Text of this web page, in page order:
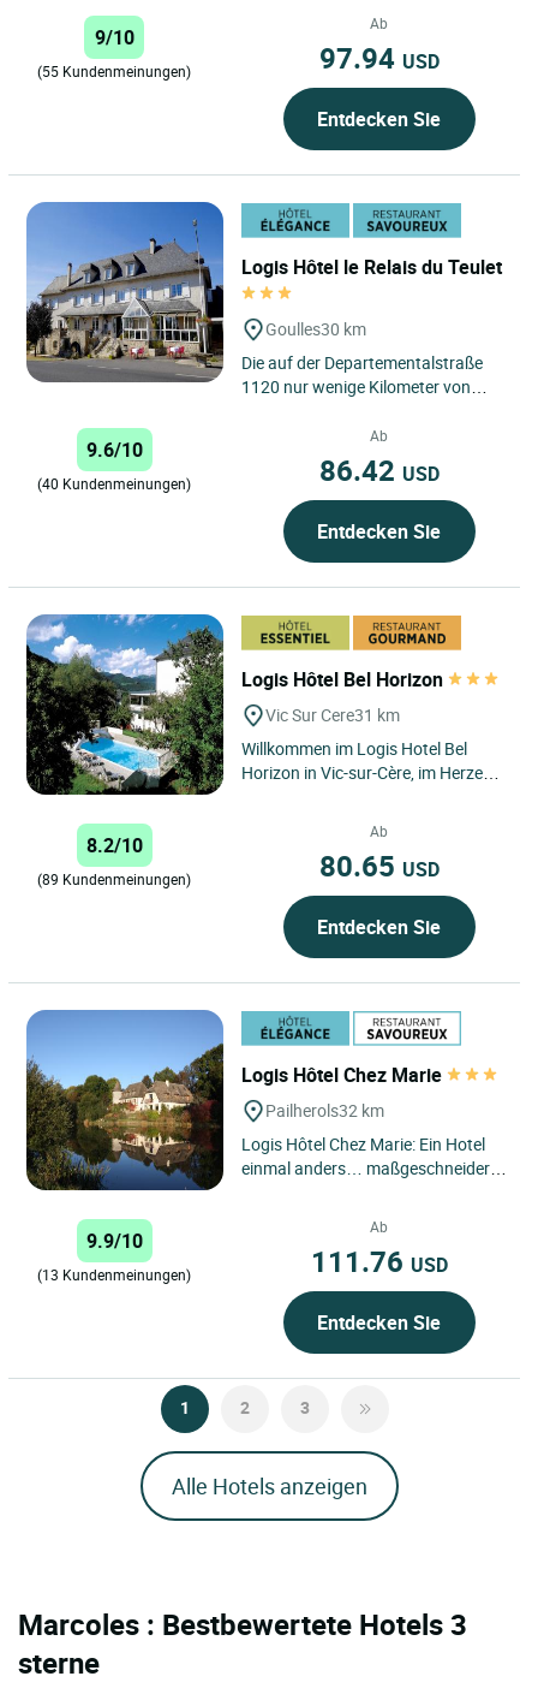
Kinderspielplatz und
9/10
(55 Kundenmeinungen)
Ab
97.94 USD
Entdecken Sie
Logis Hôtel le Relais du Teulet
Goulles30 km
Die auf der Departementalstraße
1120 nur wenige Kilometer von
liegende ehemalige
Postrelaisstation...
9.6/10
(40 Kundenmeinungen)
Ab
86.42 USD
Entdecken Sie
Logis Hôtel Bel Horizon
Vic Sur Cere31 km
Willkommen im Logis Hotel Bel
Horizon in Vic-sur-Cère, im Herzen
Eingebettet in eine grüne...
8.2/10
(89 Kundenmeinungen)
Ab
80.65 USD
Entdecken Sie
Logis Hôtel Chez Marie
Pailherols32 km
Logis Hôtel Chez Marie: Ein Hotel
einmal anders… maßgeschneidert!
einfaches Zimmer? Willkommen...
9.9/10
(13 Kundenmeinungen)
Ab
111.76 USD
Entdecken Sie
1 2 3
Alle Hotels anzeigen
Marcoles : Bestbewertete Hotels 3
sterne